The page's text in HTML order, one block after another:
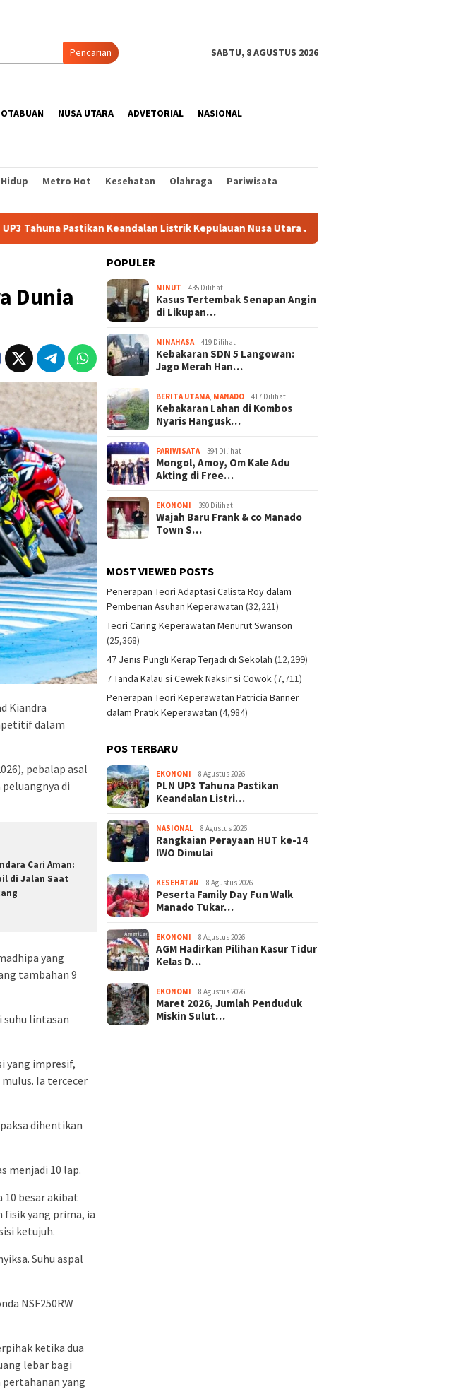
Pencarian
SABTU, 8 AGUSTUS 2026
NUSA UTARA ADVETORIAL NASIONAL
Metro Hot Kesehatan Olahraga
Pariwisata
Keandalan Listrik Kepulauan Nusa Utara Jelang HUT ke-81 RI
Dunia
Kiandra
dalam
pebalap asal
di
Cari Aman:
di Jalan Saat
yang
tambahan 9
suhu lintasan
yang impresif,
Ia tercecer
dihentikan
menjadi 10 lap.
besar akibat
fisik yang prima, ia
ketujuh.
Suhu aspal
NSF250RW
ketika dua
lebar bagi
yang
POPULER
MINUT 435 Dilihat
Kasus Tertembak Senapan Angin
di Likupan…
MINAHASA 419 Dilihat
Kebakaran SDN 5 Langowan:
Jago Merah Han…
BERITA UTAMA, MANADO 417 Dilihat
Kebakaran Lahan di Kombos
Nyaris Hangusk…
PARIWISATA 394 Dilihat
Mongol, Amoy, Om Kale Adu
Akting di Free…
EKONOMI 390 Dilihat
Wajah Baru Frank & co Manado
Town S…
MOST VIEWED POSTS
Penerapan Teori Adaptasi Calista Roy dalam
Pemberian Asuhan Keperawatan (32,221)
Teori Caring Keperawatan Menurut Swanson
(25,368)
47 Jenis Pungli Kerap Terjadi di Sekolah (12,299)
7 Tanda Kalau si Cewek Naksir si Cowok(7,711)
Penerapan Teori Keperawatan Patricia Banner
dalam Pratik Keperawatan (4,984)
POS TERBARU
EKONOMI 8 Agustus 2026
PLN UP3 Tahuna Pastikan
Keandalan Listri…
NASIONAL 8 Agustus 2026
Rangkaian Perayaan HUT ke-14
IWO Dimulai
KESEHATAN 8 Agustus 2026
Peserta Family Day Fun Walk
Manado Tukar…
EKONOMI 8 Agustus 2026
AGM Hadirkan Pilihan Kasur Tidur
Kelas D…
EKONOMI 8 Agustus 2026
Maret 2026, Jumlah Penduduk
Miskin Sulut…